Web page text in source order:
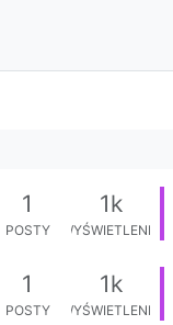
1
POSTY
1k
WYŚWIETLENIA
1
POSTY
1k
WYŚWIETLENIA